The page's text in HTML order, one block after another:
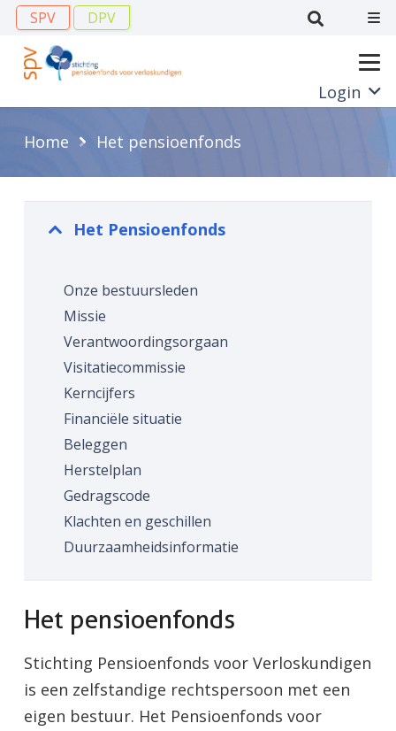
SPV DPV
Login
Home Het pensioenfonds
Het Pensioenfonds
Onze bestuursleden
Missie
Verantwoordingsorgaan
Visitatiecommissie
Kerncijfers
Financiële situatie
Beleggen
Herstelplan
Gedragscode
Klachten en geschillen
Duurzaamheidsinformatie
Het pensioenfonds
Stichting Pensioenfonds voor Verloskundigen
is een zelfstandige rechtspersoon met een
eigen bestuur. Het Pensioenfonds voor